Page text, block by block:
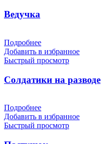
Ведучка
Подробнее
Добавить в избранное
Быстрый просмотр
Солдатики на разводе
Подробнее
Добавить в избранное
Быстрый просмотр